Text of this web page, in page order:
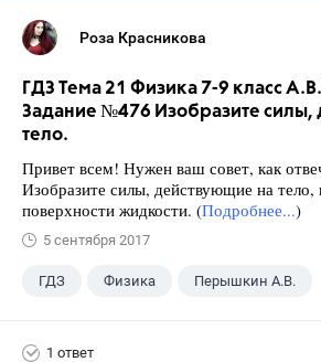
Роза Красникова
ГДЗ Тема 21 Физика 7-9 класс
Задание №476 Изобразите
тело.
Привет всем! Нужен ваш совет, как
Изобразите силы, действующие на тело,
поверхности жидкости. (Подробнее...)
5 сентября 2017
ГДЗ Физика Перышкин А.В.
1 ответ